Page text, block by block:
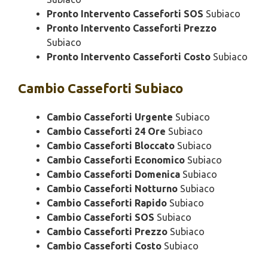
Pronto Intervento Casseforti SOS Subiaco
Pronto Intervento Casseforti Prezzo
Subiaco
Pronto Intervento Casseforti Costo Subiaco
Cambio Casseforti Subiaco
Cambio Casseforti Urgente Subiaco
Cambio Casseforti 24 Ore Subiaco
Cambio Casseforti Bloccato Subiaco
Cambio Casseforti Economico Subiaco
Cambio Casseforti Domenica Subiaco
Cambio Casseforti Notturno Subiaco
Cambio Casseforti Rapido Subiaco
Cambio Casseforti SOS Subiaco
Cambio Casseforti Prezzo Subiaco
Cambio Casseforti Costo Subiaco